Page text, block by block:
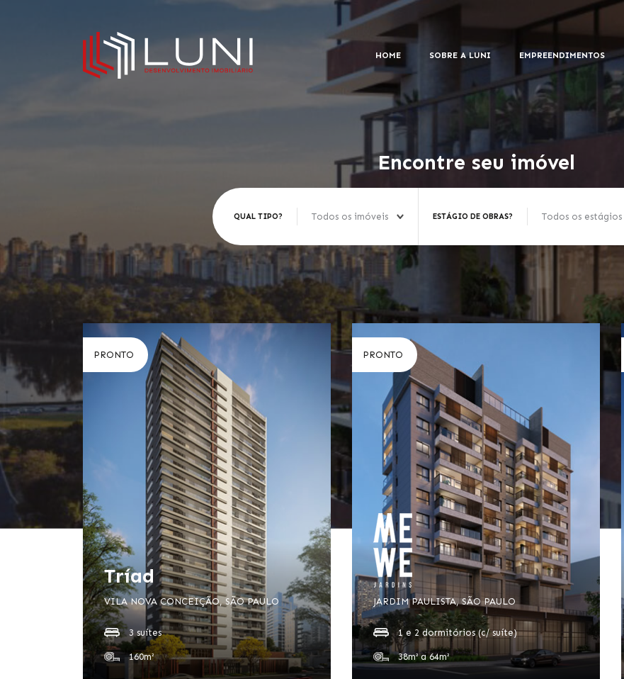
HOME SOBRE A LUNI EMPREENDIMENTOS
Encontre seu imóvel
QUAL TIPO? Todos os imóveis ESTÁGIO DE OBRAS? Todos os estágios
PRONTO
Tríad
VILA NOVA CONCEIÇÃO, SÃO PAULO
3 suítes
160m²
PRONTO
JARDIM PAULISTA, SÃO PAULO
1 e 2 dormitórios (c/ suíte)
38m² a 64m²